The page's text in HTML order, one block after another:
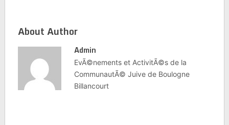
About Author
Admin
EvÃ©nements et ActivitÃ©s de la
CommunautÃ© Juive de Boulogne
Billancourt